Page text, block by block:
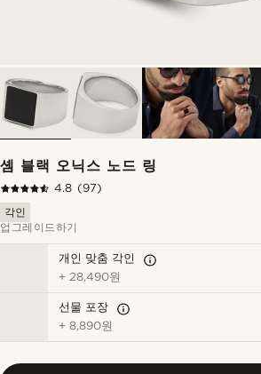
솀 블랙 오닉스 노드 링
4.8 (97)
각인
업그레이드하기
개인 맞춤 각인
+28,490원
선물 포장
+8,890원